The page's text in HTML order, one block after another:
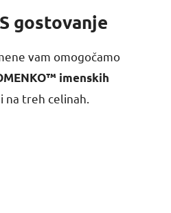
gostovanje
vam omogočamo
imenskih
na treh celinah.